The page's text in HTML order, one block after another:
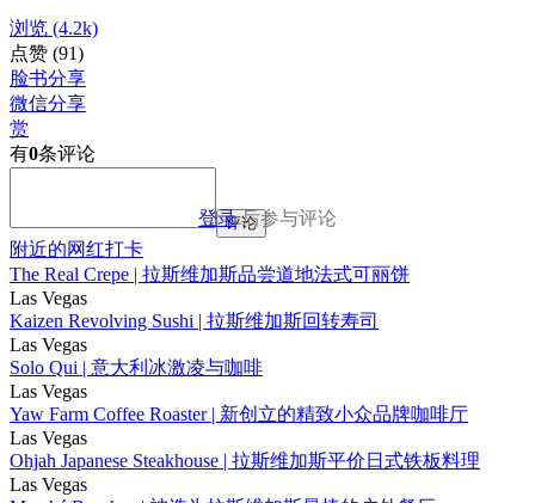
浏览 (4.2k)
点赞 (91)
脸书分享
微信分享
赏
有0条评论
登录后参与评论
评论
附近的网红打卡
The Real Crepe | 拉斯维加斯品尝道地法式可丽饼
Las Vegas
Kaizen Revolving Sushi | 拉斯维加斯回转寿司
Las Vegas
Solo Qui | 意大利冰激凌与咖啡
Las Vegas
Yaw Farm Coffee Roaster | 新创立的精致小众品牌咖啡厅
Las Vegas
Ohjah Japanese Steakhouse | 拉斯维加斯平价日式铁板料理
Las Vegas